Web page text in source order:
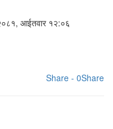
आईतवार १२:०६
Share - 0Share